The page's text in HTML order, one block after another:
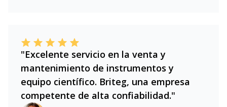
"Excelente servicio en la venta y
mantenimiento de instrumentos y
equipo científico. Briteg, una empresa
competente de alta confiabilidad."